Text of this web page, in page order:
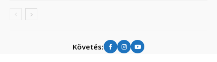
Követés: